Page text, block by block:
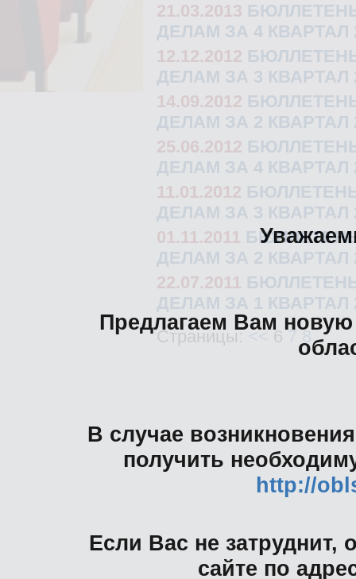
Предлагаем Вам
В случае
получить
http://
Если Вас не затруднит,
сайте по
21.03.2013
ДЕЛАМ ЗА 4 КВАРТАЛ
12.12.2012
ДЕЛАМ ЗА 3 КВАРТАЛ
14.09.2012
ДЕЛАМ ЗА 2 КВАРТАЛ
25.06.2012
ДЕЛАМ ЗА 4 КВАРТАЛ
11.01.2012
ДЕЛАМ ЗА 3 КВАРТАЛ
01.11.2011
ДЕЛАМ ЗА 2 КВАРТАЛ
22.07.2011
ДЕЛАМ ЗА 1 КВАРТАЛ
Страницы: <<67 8